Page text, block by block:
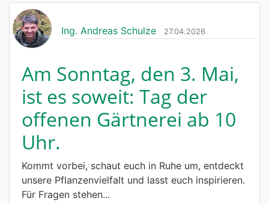
Ing. Andreas Schulze 27.04.2026
Am Sonntag, den 3. Mai,
ist es soweit: Tag der
offenen Gärtnerei ab 10
Uhr.
Kommt vorbei, schaut euch in Ruhe um, entdeckt
unsere Pflanzenvielfalt und lasst euch inspirieren.
Für Fragen stehen...